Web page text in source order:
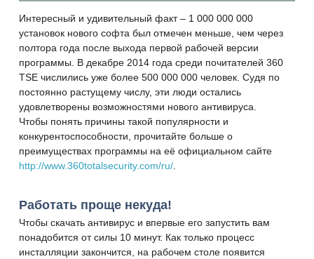
Интересный и удивительный факт – 1 000 000 000
установок нового софта был отмечен меньше, чем через
полтора года после выхода первой рабочей версии
программы. В декабре 2014 года среди почитателей 360
TSE числились уже более 500 000 000 человек. Судя по
постоянно растущему числу, эти люди остались
удовлетворены возможностями нового антивируса.
Чтобы понять причины такой популярности и
конкурентоспособности, прочитайте больше о
преимуществах программы на её официальном сайте
http://www.360totalsecurity.com/ru/
Работать проще некуда!
Чтобы скачать антивирус и впервые его запустить вам
понадобится от силы 10 минут. Как только процесс
инсталляции закончится, на рабочем столе появится